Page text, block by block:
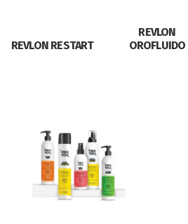
REVLON RESTART
REVLON
OROFLUIDO